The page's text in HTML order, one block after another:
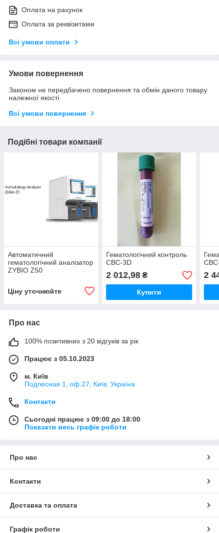
Оплата на рахунок
Оплата за реквізитами
Всі умови оплати
Умови повернення
Законом не передбачено повернення та обмін даного товару
належної якості
Всі умови повернення
Подібні товари компанії
Автоматичний
гематологічний аналізатор
ZYBIO Z50
Ціну уточнюйте
Гематологічний контроль
CBC-3D
2 012,98₴
Купити
2
Про нас
100% позитивних з 20 відгуків за рік
Працює з 05.10.2023
м. Київ
Подлесная 1, оф.27, Київ, Україна
Контакти
Сьогодні працює з 09:00 до 18:00
Показати весь графік роботи
Про нас
Контакти
Доставка та оплата
Графік роботи